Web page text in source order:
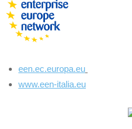
een.ec.europa.eu
www.een-italia.eu